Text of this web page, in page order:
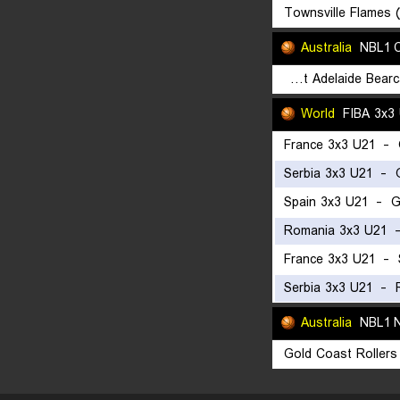
Townsville Flames
Australia NBL1
West Adelaide Bearcats (W)
World FIBA
France 3x3 U21 -
Serbia 3x3 U21 -
Spain 3x3 U21 -
Romania 3x3 U21
France 3x3 U21 -
Serbia 3x3 U21 -
Australia NBL1
Gold Coast Rollers